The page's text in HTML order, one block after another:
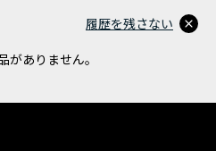
がありません。
履歴を残さない